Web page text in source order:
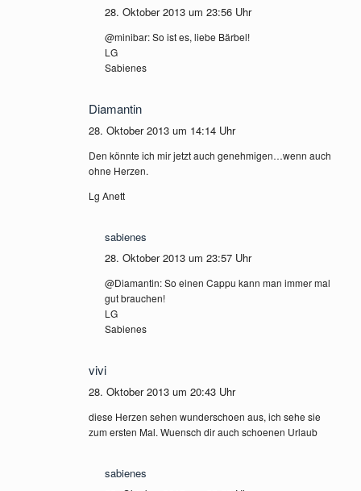
28. Oktober 2013 um 23:56 Uhr
@minibar: So ist es, liebe Bärbel!
LG
Sabienes
Diamantin
28. Oktober 2013 um 14:14 Uhr
Den könnte ich mir jetzt auch genehmigen…wenn auch
ohne Herzen.
Lg Anett
sabienes
28. Oktober 2013 um 23:57 Uhr
@Diamantin: So einen Cappu kann man immer mal
gut brauchen!
LG
Sabienes
vivi
28. Oktober 2013 um 20:43 Uhr
diese Herzen sehen wunderschoen aus, ich sehe sie
zum ersten Mal. Wuensch dir auch schoenen Urlaub
sabienes